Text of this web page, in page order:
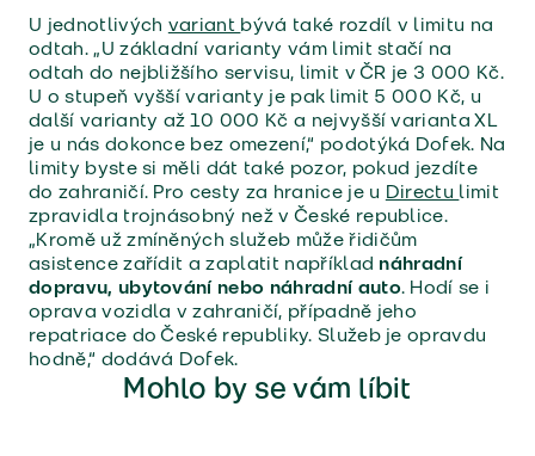
U jednotlivých variant bývá také rozdíl v limitu na
odtah. „U základní varianty vám limit stačí na
odtah do nejbližšího servisu, limit v ČR je 3 000 Kč.
U o stupeň vyšší varianty je pak limit 5 000 Kč, u
další varianty až 10 000 Kč a nejvyšší varianta XL
je u nás dokonce bez omezení,“ podotýká Dofek. Na
limity byste si měli dát také pozor, pokud jezdíte
do zahraničí. Pro cesty za hranice je u Directu limit
zpravidla trojnásobný než v České republice.
„Kromě už zmíněných služeb může řidičům
asistence zařídit a zaplatit například náhradní
dopravu, ubytování nebo náhradní auto. Hodí se i
oprava vozidla v zahraničí, případně jeho
repatriace do České republiky. Služeb je opravdu
hodně,“ dodává Dofek.
Mohlo by se vám líbit